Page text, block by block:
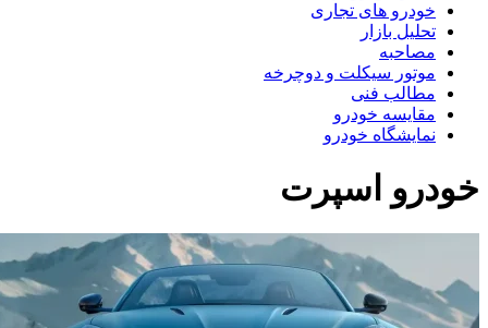
خودرو های تجاری
تحلیل بازار
مصاحبه
موتور سیکلت و دوچرخه
مطالب فنی
مقایسه خودرو
نمایشگاه خودرو
اسپرت